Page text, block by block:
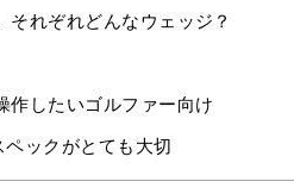
それぞれどんなウェッジ？
作したいゴルファー向け
ックがとても大切